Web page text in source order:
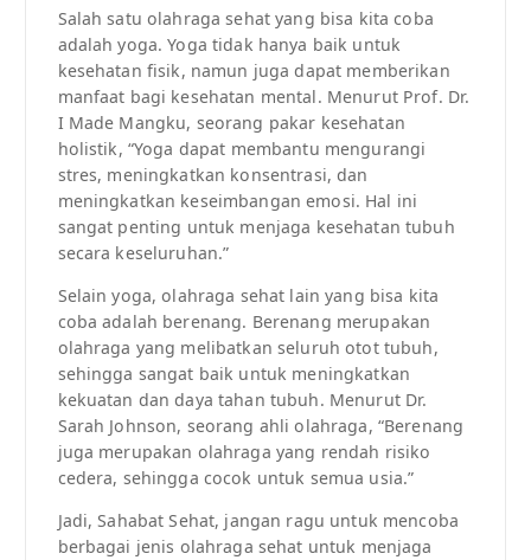
Salah satu olahraga sehat yang bisa kita coba
adalah yoga. Yoga tidak hanya baik untuk
kesehatan fisik, namun juga dapat memberikan
manfaat bagi kesehatan mental. Menurut Prof. Dr.
I Made Mangku, seorang pakar kesehatan
holistik, “Yoga dapat membantu mengurangi
stres, meningkatkan konsentrasi, dan
meningkatkan keseimbangan emosi. Hal ini
sangat penting untuk menjaga kesehatan tubuh
secara keseluruhan.”
Selain yoga, olahraga sehat lain yang bisa kita
coba adalah berenang. Berenang merupakan
olahraga yang melibatkan seluruh otot tubuh,
sehingga sangat baik untuk meningkatkan
kekuatan dan daya tahan tubuh. Menurut Dr.
Sarah Johnson, seorang ahli olahraga, “Berenang
juga merupakan olahraga yang rendah risiko
cedera, sehingga cocok untuk semua usia.”
Jadi, Sahabat Sehat, jangan ragu untuk mencoba
berbagai jenis olahraga sehat untuk menjaga